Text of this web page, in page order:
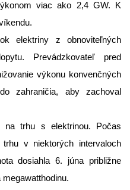
viac ako 2,4 GW. K
elektriny z obnoviteľných
Prevádzkovateľ pred
výkonu konvenčných
zahraničia, aby zachoval
na trhu s elektrinou. Počas
v niektorých intervaloch
dosiahla 6. júna približne